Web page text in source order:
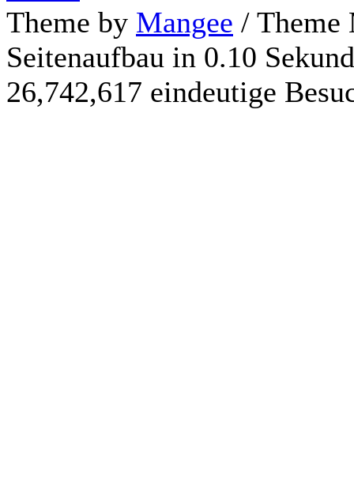
Theme by Mangee /
Seitenaufbau in 0.10
26,742,617 eindeutige